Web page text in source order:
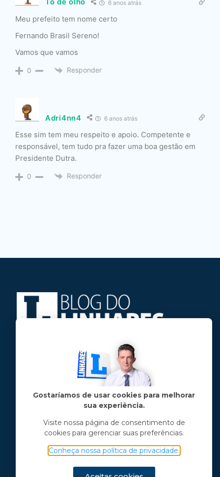
Tô de olho 6 anos atrás
Meu prefeito tem nome certo
Fernando Brasil Sereno!
Vamos que vamos
0 Responder
Adri4nn4 6 anos atrás
Esse sim tem meu respeito e apoio. Competente e
responsável, tem tudo pra fazer uma boa gestão em
Presidente Dutra.
0 Responder
Jose Linhares Jr é maranhense.
Formado em Jornalismo, estudou filosofia
e tem pós-graduações em ciência política
e marketing político.
Menu principal
Notícias
Opinião
Chama o Linhares
Gostaríamos de usar cookies para melhorar
sua experiência.
Visite nossa página de consentimento de
cookies para gerenciar suas preferências.
Conheça nossa política de privacidade.